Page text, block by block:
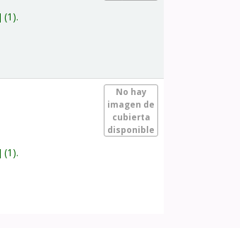
(1).
No hay
imagen de
cubierta
disponible
(1).